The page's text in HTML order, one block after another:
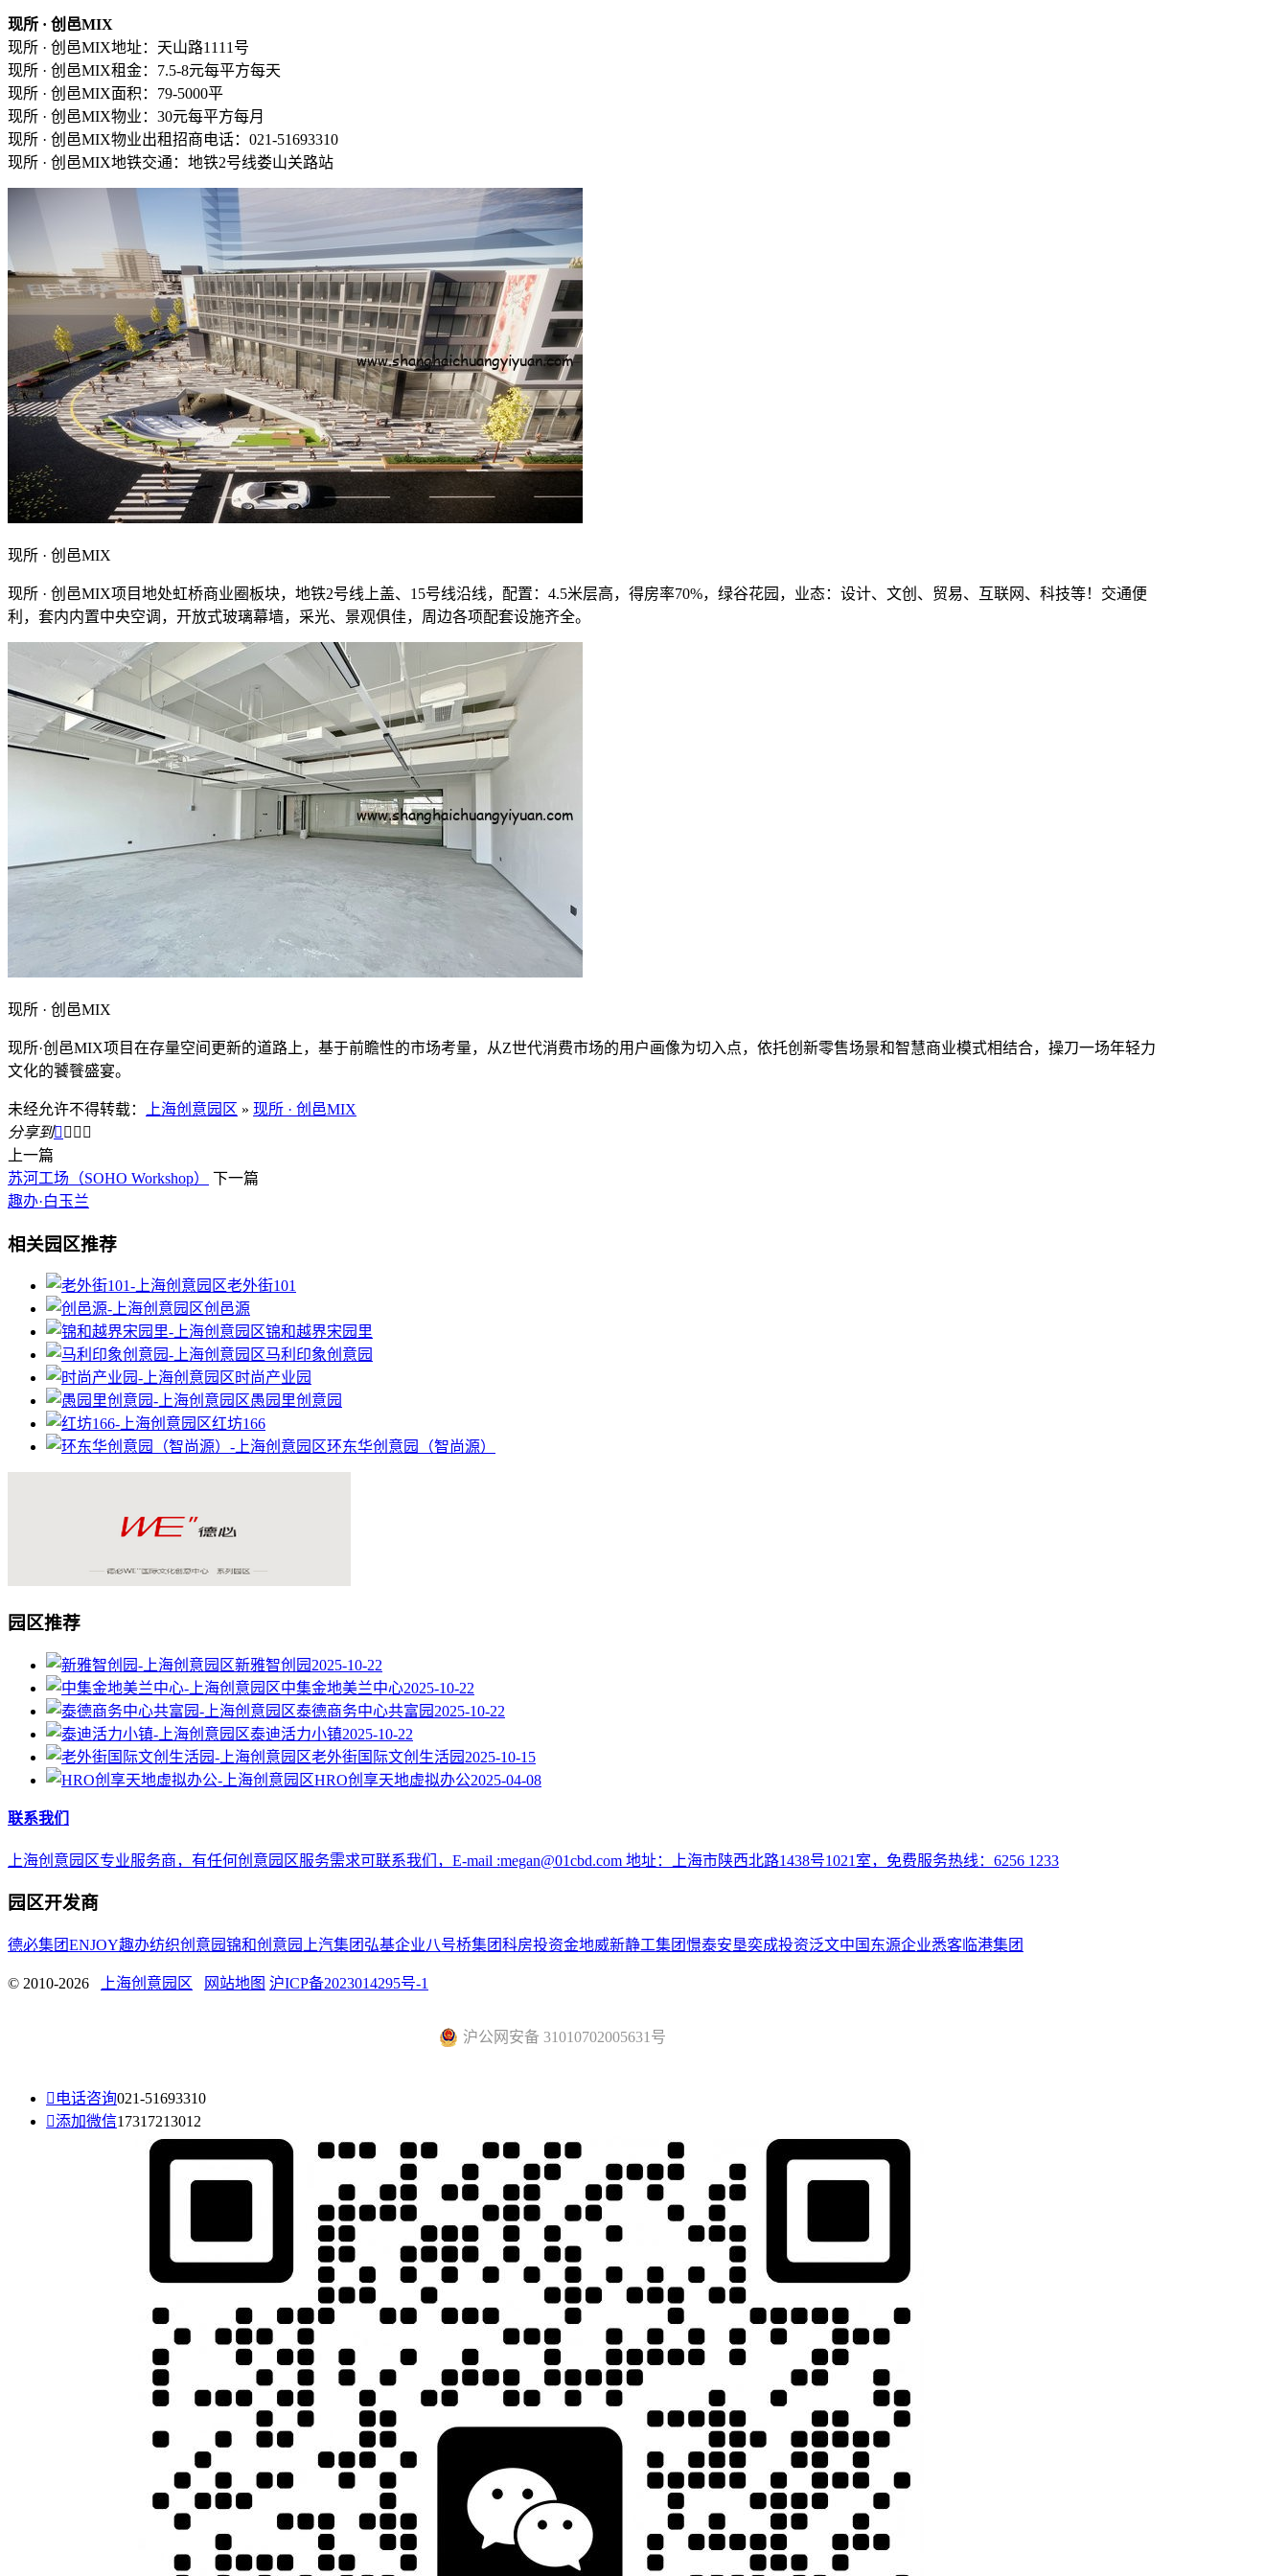
现所 · 创邑MIX
现所 · 创邑MIX地址：天山路1111号
现所 · 创邑MIX租金：7.5-8元每平方每天
现所 · 创邑MIX面积：79-5000平
现所 · 创邑MIX物业：30元每平方每月
现所 · 创邑MIX物业出租招商电话：021-51693310
现所 · 创邑MIX地铁交通：地铁2号线娄山关路站
现所 · 创邑MIX
现所 · 创邑MIX项目地处虹桥商业圈板块，地铁2号线上盖、15号线沿线，配置：4.5米层高，得房率70%，绿谷花园，业态：设计、文创、贸易、互联网、科技等！交通便
利，套内内置中央空调，开放式玻璃幕墙，采光、景观俱佳，周边各项配套设施齐全。
现所 · 创邑MIX
现所·创邑MIX项目在存量空间更新的道路上，基于前瞻性的市场考量，从Z世代消费市场的用户画像为切入点，依托创新零售场景和智慧商业模式相结合，操刀一场年轻力
文化的饕餮盛宴。
未经允许不得转载： 上海创意园区 » 现所 · 创邑MIX
分享到   
上一篇
苏河工场（SOHO Workshop）
下一篇
趣办·白玉兰
相关园区推荐
老外街101
创邑源
锦和越界宋园里
马利印象创意园
时尚产业园
愚园里创意园
红坊166
环东华创意园（智尚源）
园区推荐
新雅智创园 2025-10-22
中集金地美兰中心2025-10-22
泰德商务中心共富园 2025-10-22
泰迪活力小镇2025-10-22
老外街国际文创生活园 2025-10-15
HRO创享天地虚拟办公2025-04-08
联系我们
上海创意园区专业服务商，有任何创意园区服务需求可联系我们，E-mail :megan@01cbd.com 地址：上海市陕西北路1438号1021室，免费服务热线：6256 1233
园区开发商
德必集团ENJOY趣办纺织创意园锦和创意园 上汽集团 弘基企业八号桥集团科房投资金地威新静工集团憬泰安垦奕成投资泛文中国 东源企业悉客 临港集团
© 2010-2026 上海创意园区 网站地图 沪ICP备2023014295号-1
沪公网安备 31010702005631号
 电话咨询021-51693310
添加微信17317213012